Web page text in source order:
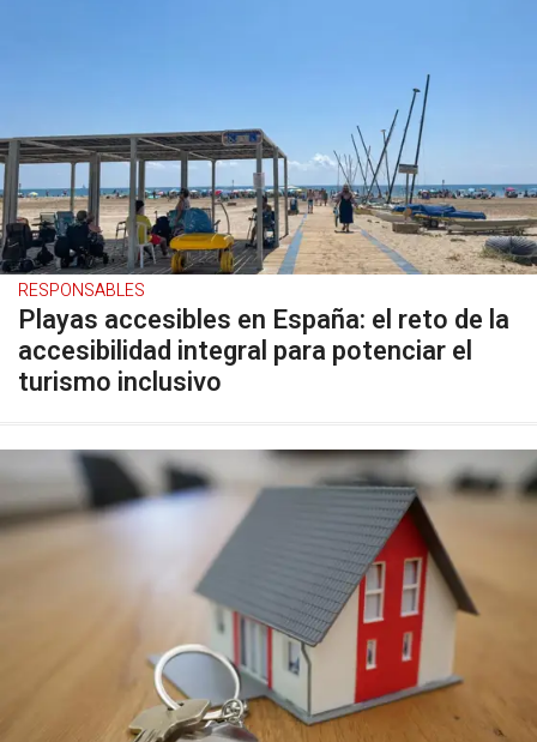
RESPONSABLES
Playas accesibles en España: el reto de la
accesibilidad integral para potenciar el
turismo inclusivo